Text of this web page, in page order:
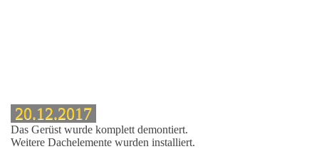
20.12.2017
Das Gerüst wurde komplett demontiert.
Weitere Dachelemente wurden installiert.